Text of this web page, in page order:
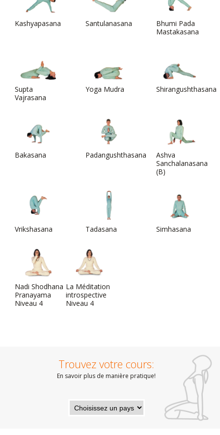
Kashyapasana Santulanasana
Bhumi Pada
Mastakasana
Supta
Vajrasana
Yoga Mudra Shirangushthasana
Bakasana Padangushthasana
Ashva
Sanchalanasana
(B)
Vrikshasana Tadasana Simhasana
Nadi Shodhana
Pranayama
Niveau 4
La Méditation
introspective
Niveau 4
Trouvez votre cours:
En savoir plus de manière pratique!